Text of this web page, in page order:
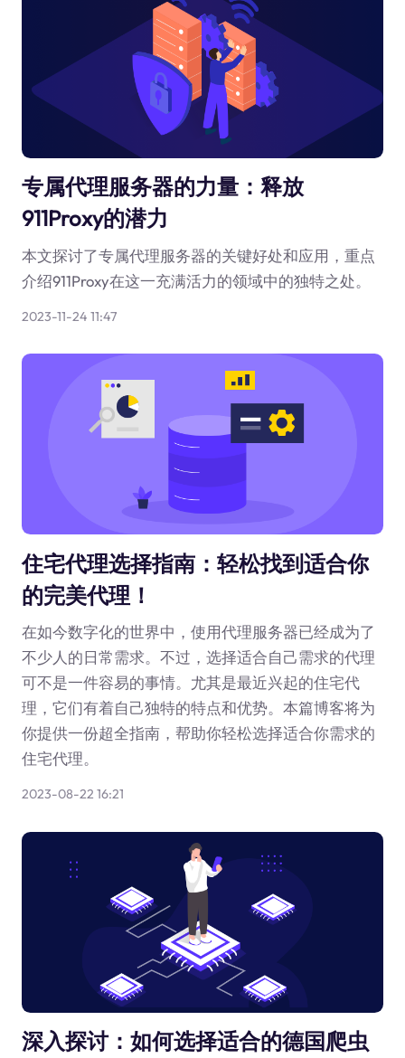
专属代理服务器的力量：释放
911Proxy的潜力
本文探讨了专属代理服务器的关键好处和应用，重点
介绍911Proxy在这一充满活力的领域中的独特之处。
2023-11-24 11:47
住宅代理选择指南：轻松找到适合你
的完美代理！
在如今数字化的世界中，使用代理服务器已经成为了
不少人的日常需求。不过，选择适合自己需求的代理
可不是一件容易的事情。尤其是最近兴起的住宅代
理，它们有着自己独特的特点和优势。本篇博客将为
你提供一份超全指南，帮助你轻松选择适合你需求的
住宅代理。
2023-08-22 16:21
深入探讨：如何选择适合的德国爬虫